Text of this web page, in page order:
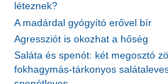
léteznek?
A madárdal gyógyító erővel bír
Agressziót is okozhat a hőség
Saláta és spenót: két megosztó
fokhagymás-tárkonyos